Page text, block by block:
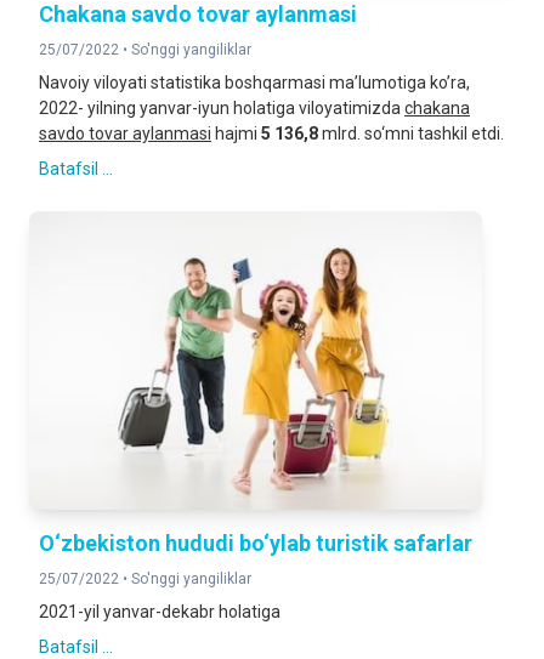
Chakana savdo tovar aylanmasi
25/07/2022 • So'nggi yangiliklar
Navoiy viloyati statistika boshqarmasi maʼlumotiga koʼra,
2022- yilning yanvar-iyun holatiga viloyatimizda chakana
savdo tovar aylanmasi hajmi 5 136,8mlrd. so‘mni tashkil etdi.
Batafsil ...
O‘zbekiston hududi bo‘ylab turistik safarlar
25/07/2022 • So'nggi yangiliklar
2021-yil yanvar-dekabr holatiga
Batafsil ...